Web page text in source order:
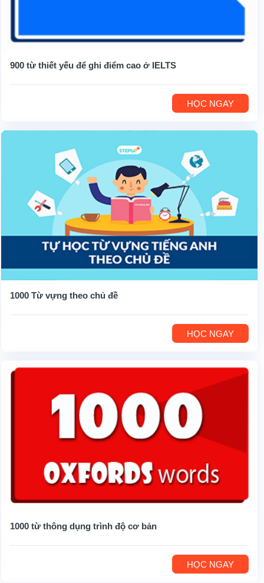
900 từ thiết yếu để ghi điểm cao ở IELTS
HỌC NGAY
1000 Từ vựng theo chủ đề
HỌC NGAY
1000 từ thông dụng trình độ cơ bản
HỌC NGAY